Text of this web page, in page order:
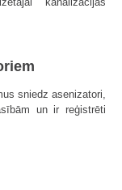
sniedz asenizatori,
un ir reģistrēti